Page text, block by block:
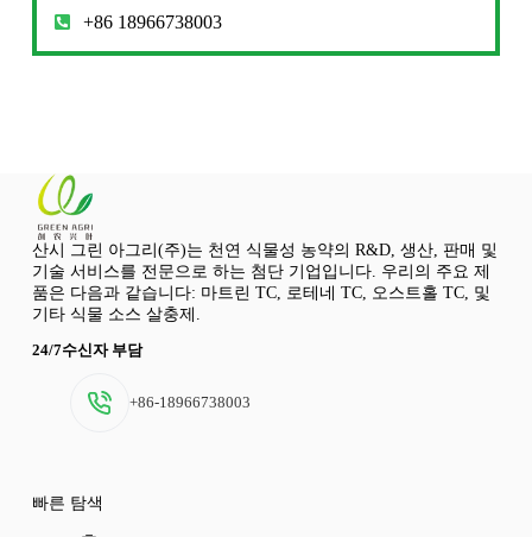
+86 18966738003
산시 그린 아그리(주)는 천연 식물성 농약의 R&D, 생산, 판매 및
기술 서비스를 전문으로 하는 첨단 기업입니다. 우리의 주요 제
품은 다음과 같습니다: 마트린 TC, 로테네 TC, 오스트홀 TC, 및
기타 식물 소스 살충제.
24/7수신자 부담
+86-18966738003
빠른 탐색